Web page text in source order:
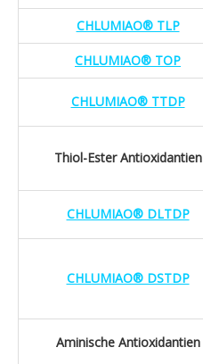
CHLUMIAO® TLP
CHLUMIAO® TOP
CHLUMIAO® TTDP
Thiol-Ester Antioxidantien
CHLUMIAO® DLTDP
CHLUMIAO® DSTDP
Aminische Antioxidantien